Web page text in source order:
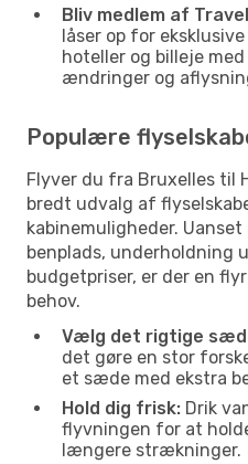
Bliv medlem af
låser op for
hoteller og billeje
ændringer og
Populære
Flyver du fra Bruxelles til
bredt udvalg af
kabinemuligheder.
benplads, underholdning
budgetpriser, er der en
behov.
Vælg det rigtige
det gøre en stor
et sæde med ekstra
Hold dig frisk: Drik
flyvningen for at
længere strækninger.